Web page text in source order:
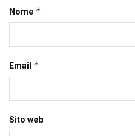
Nome *
Email *
Sito web